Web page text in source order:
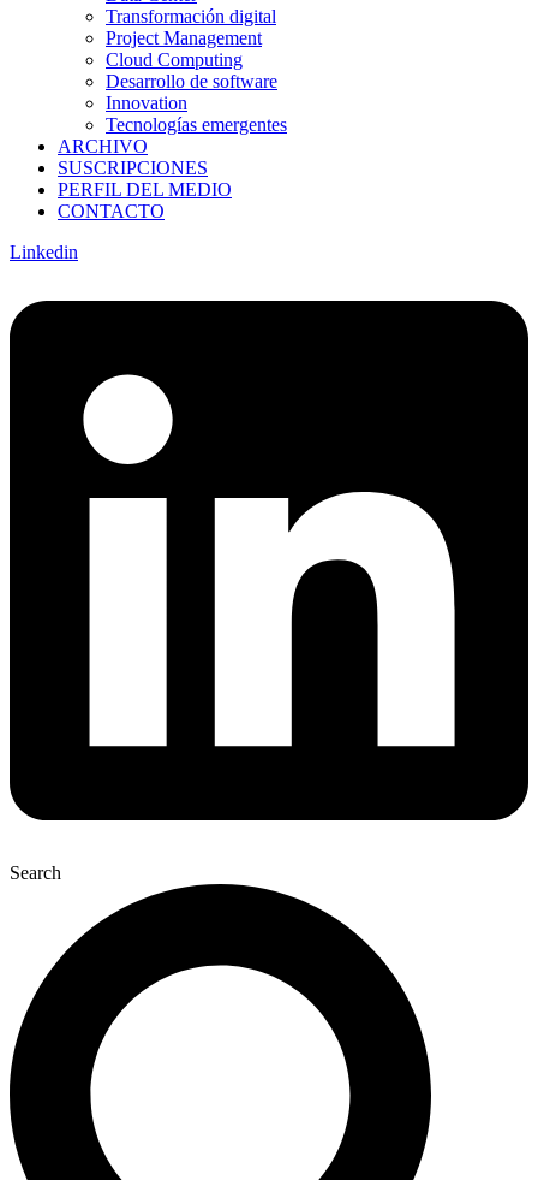
Transformación digital
Project Management
Cloud Computing
Desarrollo de software
Innovation
Tecnologías emergentes
ARCHIVO
SUSCRIPCIONES
PERFIL DEL MEDIO
CONTACTO
Linkedin
Search